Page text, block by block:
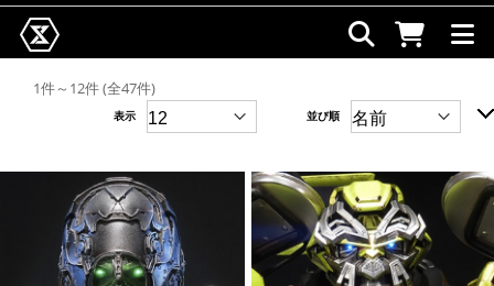
1件～12件 (全47件)
並び順
表示